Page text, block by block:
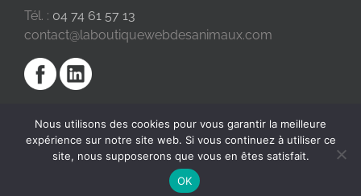
Tél. : 04 74 61 57 13
contact@laboutiquewebdesanimaux.com
2018 © La Boutique Web des Animaux | Réalisé par
Nous utilisons des cookies pour vous garantir la meilleure
expérience sur notre site web. Si vous continuez à utiliser ce
site, nous supposerons que vous en êtes satisfait.
OK